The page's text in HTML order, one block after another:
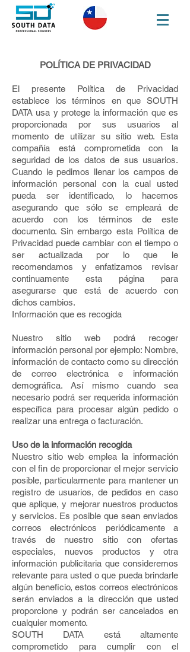
POLÍTICA DE PRIVACIDAD
El presente Política de Privacidad
establece los términos en que SOUTH
DATA usa y protege la información que es
proporcionada por sus usuarios al
momento de utilizar su sitio web. Esta
compañía está comprometida con la
seguridad de los datos de sus usuarios.
Cuando le pedimos llenar los campos de
información personal con la cual usted
pueda ser identificado, lo hacemos
asegurando que sólo se empleará de
acuerdo con los términos de este
documento. Sin embargo esta Política de
Privacidad puede cambiar con el tiempo o
ser actualizada por lo que le
recomendamos y enfatizamos revisar
continuamente esta página para
asegurarse que está de acuerdo con
dichos cambios.
Información que es recogida
Nuestro sitio web podrá recoger
información personal por ejemplo: Nombre,
información de contacto como su dirección
de correo electrónica e información
demográfica. Así mismo cuando sea
necesario podrá ser requerida información
específica para procesar algún pedido o
realizar una entrega o facturación.
Uso de la información recogida
Nuestro sitio web emplea la información
con el fin de proporcionar el mejor servicio
posible, particularmente para mantener un
registro de usuarios, de pedidos en caso
que aplique, y mejorar nuestros productos
y servicios. Es posible que sean enviados
correos electrónicos periódicamente a
través de nuestro sitio con ofertas
especiales, nuevos productos y otra
información publicitaria que consideremos
relevante para usted o que pueda brindarle
algún beneficio, estos correos electrónicos
serán enviados a la dirección que usted
proporcione y podrán ser cancelados en
cualquier momento.
SOUTH DATA está altamente
comprometido para cumplir con el